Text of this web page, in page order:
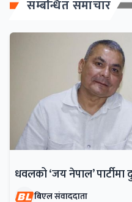
सम्बन्धित समाचार
धवलको ‘जय नेपाल’ पार्टीमा
बिएल संवाददाता